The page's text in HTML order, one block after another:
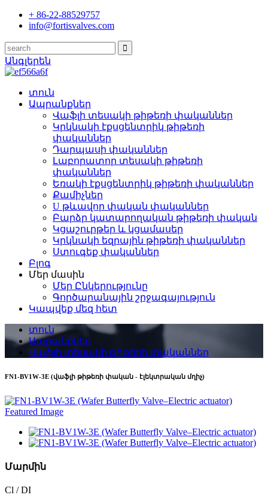
+ 86-22-88529757
info@fortisvalves.com
Անգլերեն
տուն
Ապրանքներ
Վաֆլի տեսակի թիթեռի փականներ
Կրկնակի էքսցենտրիկ թիթեռի
փականներ
Դարպասի փականներ
Լաբորատոր տեսակի թիթեռի
փականներ
Եռակի էքսցենտրիկ թիթեռի փականներ
Քամիչներ
U թևավոր փական փականներ
Բարձր կատարողական թիթեռի փական
Կցաշուրթեր և կցամասեր
Կրկնակի եզրային թիթեռի փականներ
Ստուգեք փականներ
Բլոգ
Մեր մասին
Մեր Ընկերությունը
Գործարանային շրջագայություն
Կապվեք մեզ հետ
տուն
Ապրանքներ
Վաֆլի տեսակի թիթեռի փականներ
FN1-BV1W-3E (վաֆլի թիթեռի փական - էլեկտրական մղիչ)
Մարմին
Cl / DI